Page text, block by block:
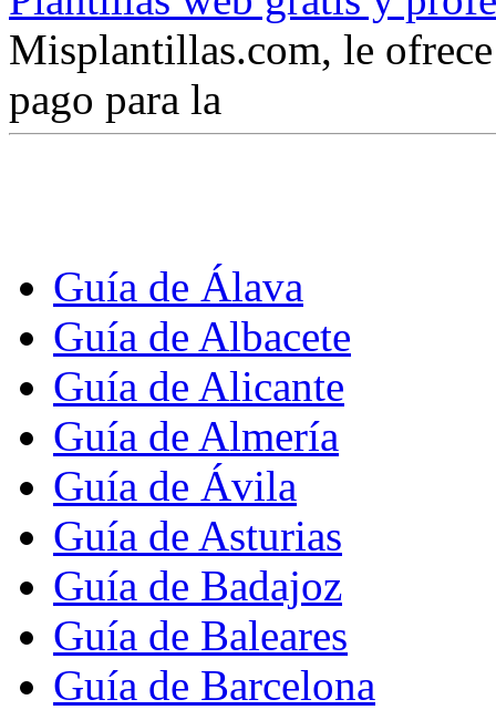
Misplantillas.com, le
pago para la
Guía de Álava
Guía de Albacete
Guía de Alicante
Guía de Almería
Guía de Ávila
Guía de Asturias
Guía de Badajoz
Guía de Baleares
Guía de Barcelona